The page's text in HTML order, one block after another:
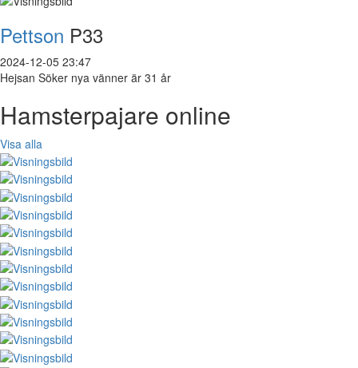
Pettson P33
2024-12-05 23:47
Hejsan Söker nya vänner är 31 år
Hamsterpajare online
Visa alla